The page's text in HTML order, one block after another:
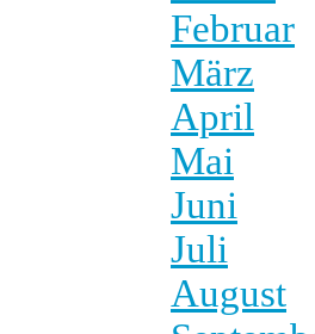
Februar
März
April
Mai
Juni
Juli
August